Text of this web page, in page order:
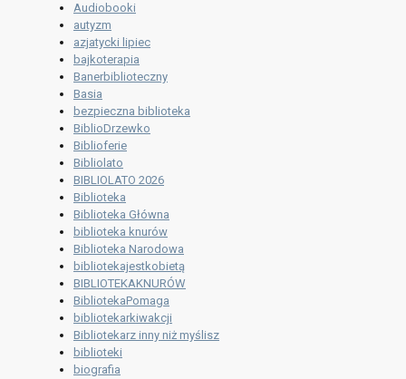
Audiobooki
autyzm
azjatycki lipiec
bajkoterapia
Banerbiblioteczny
Basia
bezpieczna biblioteka
BiblioDrzewko
Biblioferie
Bibliolato
BIBLIOLATO 2026
Biblioteka
Biblioteka Główna
biblioteka knurów
Biblioteka Narodowa
bibliotekajestkobietą
BIBLIOTEKAKNURÓW
BibliotekaPomaga
bibliotekarkiwakcji
Bibliotekarz inny niż myślisz
biblioteki
biografia